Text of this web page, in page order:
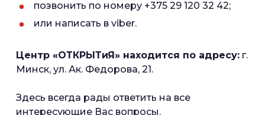
позвонить по номеру +375 29 120 32 42;
или написать в viber.
Центр «ОТКРЫТиЯ» находится по адресу: г.
Минск, ул. Ак. Федорова, 21.
Здесь всегда рады ответить на все
интересующие Вас вопросы.